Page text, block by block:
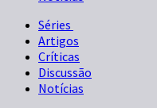
Séries
Artigos
Críticas
Discussão
Notícias